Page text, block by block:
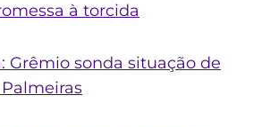
à torcida
Grêmio sonda situação de